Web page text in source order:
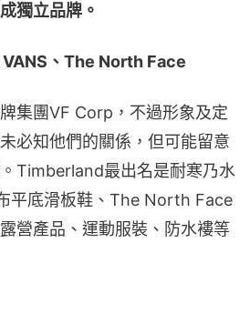
獨立品牌。
、The North Face
集團VF Corp，不過形象及定
必知他們的關係，但可能留意
Timberland最出名是耐寒乃水
平底滑板鞋、The North Face
營產品、運動服裝、防水褸等